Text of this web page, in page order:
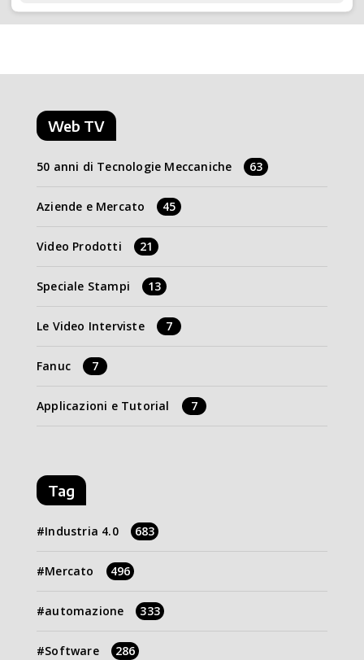
Web TV
50 anni di Tecnologie Meccaniche 63
Aziende e Mercato 45
Video Prodotti 21
Speciale Stampi 13
Le Video Interviste 7
Fanuc 7
Applicazioni e Tutorial 7
Tag
Industria 4.0 683
Mercato 496
automazione 333
Software 286